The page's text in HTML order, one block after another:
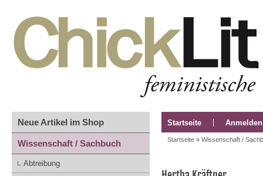
Neue Artikel im Shop
Wissenschaft / Sachbuch
Abtreibung
Startseite Anmelden
Startseite » Wissenschaft /